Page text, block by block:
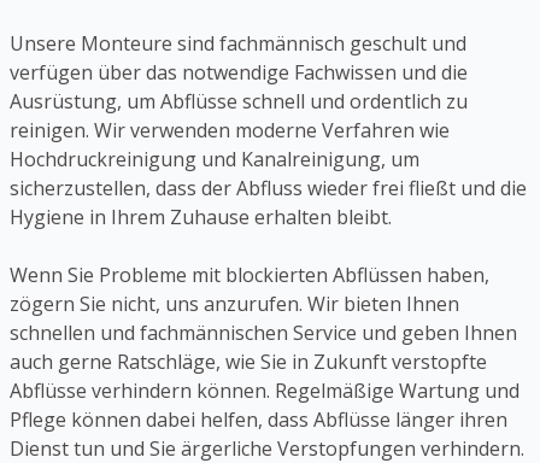
Unsere Monteure sind fachmännisch geschult und
verfügen über das notwendige Fachwissen und die
Ausrüstung, um Abflüsse schnell und ordentlich zu
reinigen. Wir verwenden moderne Verfahren wie
Hochdruckreinigung und Kanalreinigung, um
sicherzustellen, dass der Abfluss wieder frei fließt und die
Hygiene in Ihrem Zuhause erhalten bleibt.
Wenn Sie Probleme mit blockierten Abflüssen haben,
zögern Sie nicht, uns anzurufen. Wir bieten Ihnen
schnellen und fachmännischen Service und geben Ihnen
auch gerne Ratschläge, wie Sie in Zukunft verstopfte
Abflüsse verhindern können. Regelmäßige Wartung und
Pflege können dabei helfen, dass Abflüsse länger ihren
Dienst tun und Sie ärgerliche Verstopfungen verhindern.